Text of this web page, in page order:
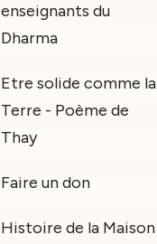
enseignants du
Dharma
Etre solide comme la
Terre - Poème de
Thay
Faire un don
Histoire de la Maison